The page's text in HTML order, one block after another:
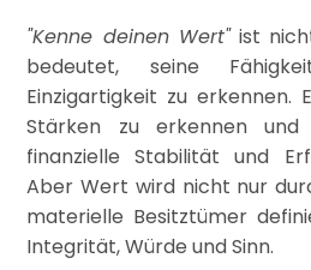
"Kenne deinen Wert"ist
bedeutet, seine
Einzigartigkeit zu erkennen.
Stärken zu erkennen
finanzielle Stabilität und
Aber Wert wird nicht nur
materielle Besitztümer
Integrität, Würde und Sinn.